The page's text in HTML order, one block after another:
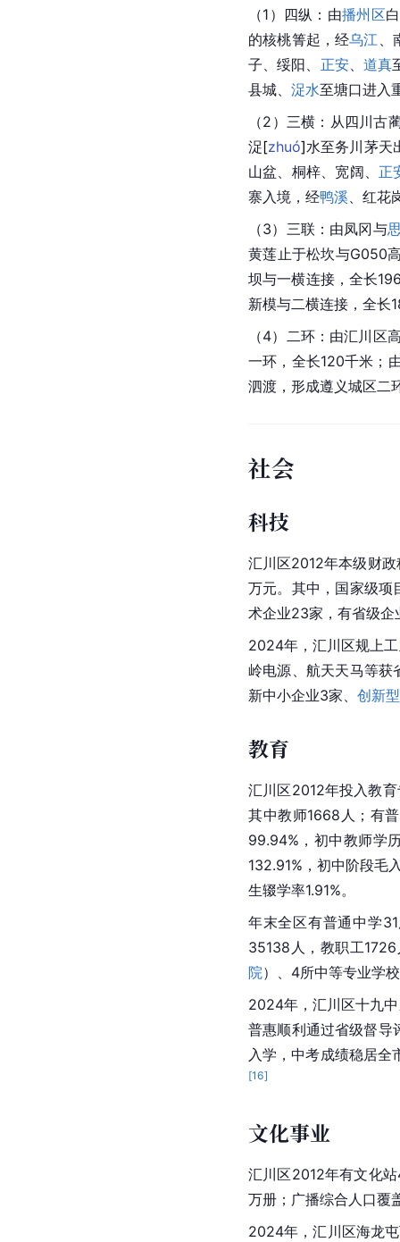
（1）四纵：由播州区
的核桃箐起，经乌江
子 、绥阳 正安、 道真
县城、 浞水至塘口进入
（2）三横：从四川古
浞[zhuó]水至务川茅天
山盆、 桐梓 、宽阔、 正
寨入境，经鸭溪
红花
（3）三联：由凤冈与
黄莲止于松坎与G050
坝与一横连接，全长
新模与二横连接，全长
（4）
二环：由汇川区
一环，全长120千米；
泗渡，形成遵义城区二
社会
科技
汇川区2012年本级财
万元。其中，国家级
术企业23家，有省级企
2024年，汇川区规上
岭电源、航天天马等获
新中小企业3家、 创新
教育
汇川区2012年投入教
其中教师1668人；有
99.94%，初中教师学
132.91%，初中阶段毛
生辍学率1.91%。
年末全区有普通中学
35138人，教职工
院）、4所中等专业学
2024年，汇川区十九
普惠顺利通过省级督导
入学，中考成绩稳居全
[16]
文化事业
汇川区2012年有文化
万册；广播综合人口覆
2024年，汇川区海龙